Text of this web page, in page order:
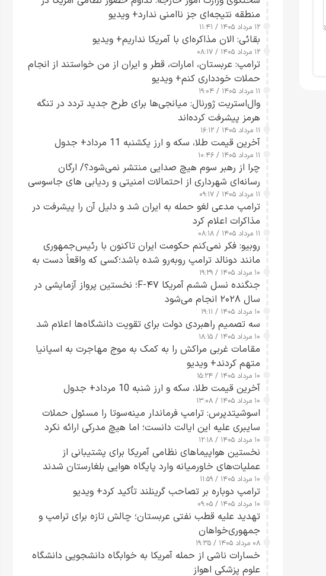
منطقه نتیجه‌ای جز ناامنی ندارد+ ویدیو
۱۲ مرداد ۱۴۰۵ / ۱۱:۴۱
بقائی: الان مذاکره‌ای با آمریکا نداریم+ ویدیو
۱۲ مرداد ۱۴۰۵ / ۰۸:۱۷
ترامپ: عربستان، امارات، قطر و ایران از من خواستند از انجام
حملات خودداری کنم+ ویدیو
۱۱ مرداد ۱۴۰۵ / ۱۹:۰۴
وال‌استریت ژورنال: میانجی‌ها برای طرح جدید تردد در تنگه
هرمز پیشرفت کرده‌اند
۱۱ مرداد ۱۴۰۵ / ۱۶:۱۲
آخرین قیمت طلا، سکه و ارز یکشنبه 11 مرداد+ جدول
۱۱ مرداد ۱۴۰۵ / ۱۰:۴۶
چرا از رهبر سوم هیچ صدایی منتشر نمی‌شود؟/ ارگان
رسانه‌ای شهرداری از احتمالات امنیتی و ردیابی های جاسوسی
گفت
۱۱ مرداد ۱۴۰۵ / ۰۹:۱۷
ترامپ مدعی لغو حمله به ایران شد و دلیل آن را پیشرفت در
مذاکرات اعلام کرد
۱۱ مرداد ۱۴۰۵ / ۰۸:۱۸
روبیو: فکر نمی‌کنم حکومت ایران تاکنون با رئیس‌جمهوری
مانند دونالد ترامپ روبه‌رو شده باشد؛کسی که واقعاً دست به
اقدام می‌زند
۱۰ مرداد ۱۴۰۵ / ۱۹:۲۹
جنگنده نسل ششم آمریکا F-۴۷؛ نخستین پرواز آزمایشی در
سال ۲۰۲۸ انجام می‌شود
۱۰ مرداد ۱۴۰۵ / ۱۹:۱۱
سه تصمیم راهبردی دولت برای تقویت دانشگاه‌ها اعلام شد
۱۰ مرداد ۱۴۰۵ / ۱۸:۱۵
مقامات غربی مراکش را به کمک به موج مهاجرت به اسپانیا
متهم کردند+ ویدیو
۱۰ مرداد ۱۴۰۵ / ۱۵:۲۴
آخرین قیمت طلا، سکه و ارز شنبه 10 مرداد+ جدول
۱۰ مرداد ۱۴۰۵ / ۱۳:۰۸
اسوشیتدپرس: ترامپ فرماندار مینه‌سوتا را مسئول حملات
سایبری علیه این ایالت دانست؛ اما هیچ مدرکی ارائه نکرد
۱۰ مرداد ۱۴۰۵ / ۱۲:۱۸
نخستین هواپیماهای نظامی آمریکا برای پشتیبانی از
عملیات‌های خاورمیانه وارد پایگاه هوایی بلغارستان شدند
۱۰ مرداد ۱۴۰۵ / ۱۱:۵۹
ترامپ دوباره بر تصاحب گرینلند تأکید کرد+ ویدیو
۱۰ مرداد ۱۴۰۵ / ۰۹:۰۵
تهدید علیه قطب نفتی عربستان؛ چالش تازه برای ترامپ و
جمهوری‌خواهان
۰۸ مرداد ۱۴۰۵ / ۱۹:۳۵
خسارات ناشی از حمله آمریکا به خوابگاه دانشجویی دانشگاه
علوم پزشکی اهواز